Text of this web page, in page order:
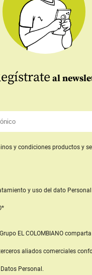
al
y condiciones productos y
y uso del dato Personal
EL COLOMBIANO
aliados comerciales
Personal.